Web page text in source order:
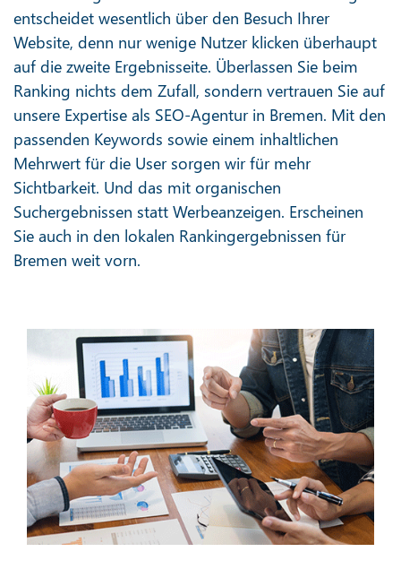
entscheidet wesentlich über den Besuch Ihrer
Website, denn nur wenige Nutzer klicken überhaupt
auf die zweite Ergebnisseite. Überlassen Sie beim
Ranking nichts dem Zufall, sondern vertrauen Sie auf
unsere Expertise als SEO-Agentur in Bremen. Mit den
passenden Keywords sowie einem inhaltlichen
Mehrwert für die User sorgen wir für mehr
Sichtbarkeit. Und das mit organischen
Suchergebnissen statt Werbeanzeigen. Erscheinen
Sie auch in den lokalen Rankingergebnissen für
Bremen weit vorn.